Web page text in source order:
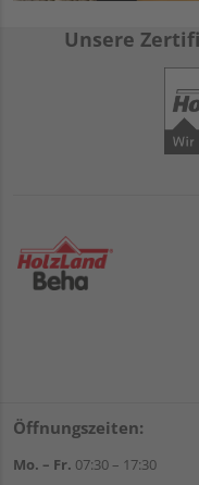
Unsere
Öffnungszeiten:
Mo. – Fr. 07:30 – 17:30